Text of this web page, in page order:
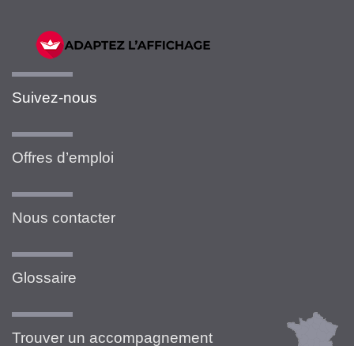
Suivez-nous
Offres d’emploi
Nous contacter
Glossaire
Trouver un accompagnement